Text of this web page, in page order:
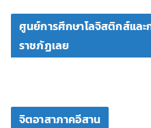
ศูนย์การศึกษาโลจิสติกส์และ
ราชภัฏเลย
จิตอาสาภาคอีสาน